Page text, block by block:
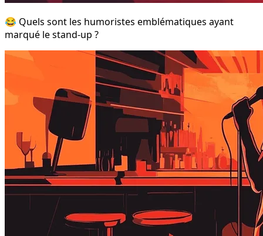
😂 Quels sont les humoristes emblématiques ayant
marqué le stand-up ?